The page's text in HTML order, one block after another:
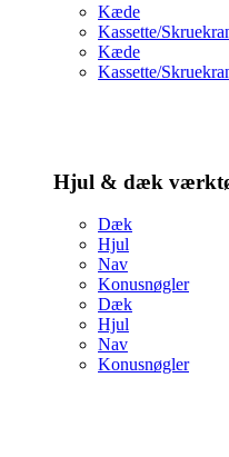
Kæde
Kassette/
Kæde
Kassette/
Hjul & dæk
Dæk
Hjul
Nav
Konusnøgler
Dæk
Hjul
Nav
Konusnøgler